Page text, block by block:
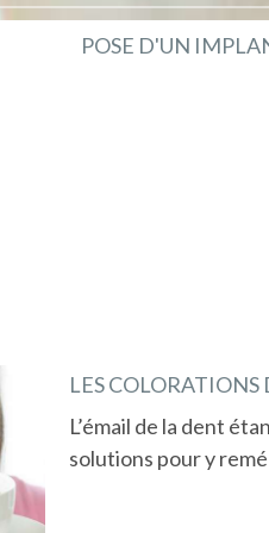
POSE D'UN
LES COLORATIONS
L’émail de la dent
solutions pour y